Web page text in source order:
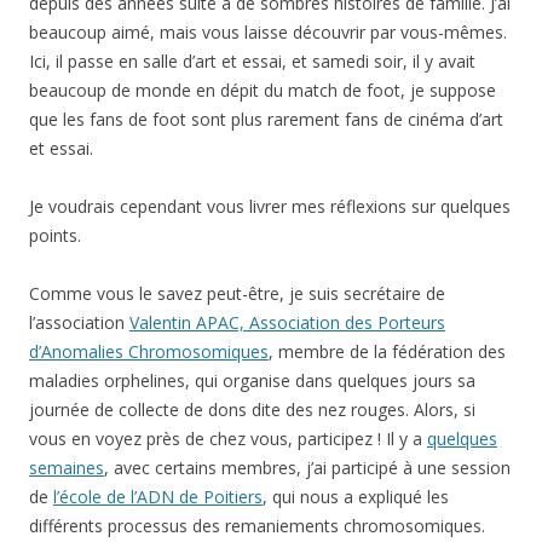
beaucoup aimé, mais vous laisse découvrir par vous-mêmes.
Ici, il passe en salle d’art et essai, et samedi soir, il y avait
beaucoup de monde en dépit du match de foot, je suppose
que les fans de foot sont plus rarement fans de cinéma d’art
et essai.
Je voudrais cependant vous livrer mes réflexions sur quelques
points.
Comme vous le savez peut-être, je suis secrétaire de
l’association Valentin APAC, Association des Porteurs
d’Anomalies Chromosomiques, membre de la fédération des
maladies orphelines, qui organise dans quelques jours sa
journée de collecte de dons dite des nez rouges. Alors, si
vous en voyez près de chez vous, participez ! Il y a quelques
semaines, avec certains membres, j’ai participé à une session
de l’école de l’ADN de Poitiers, qui nous a expliqué les
différents processus des remaniements chromosomiques.